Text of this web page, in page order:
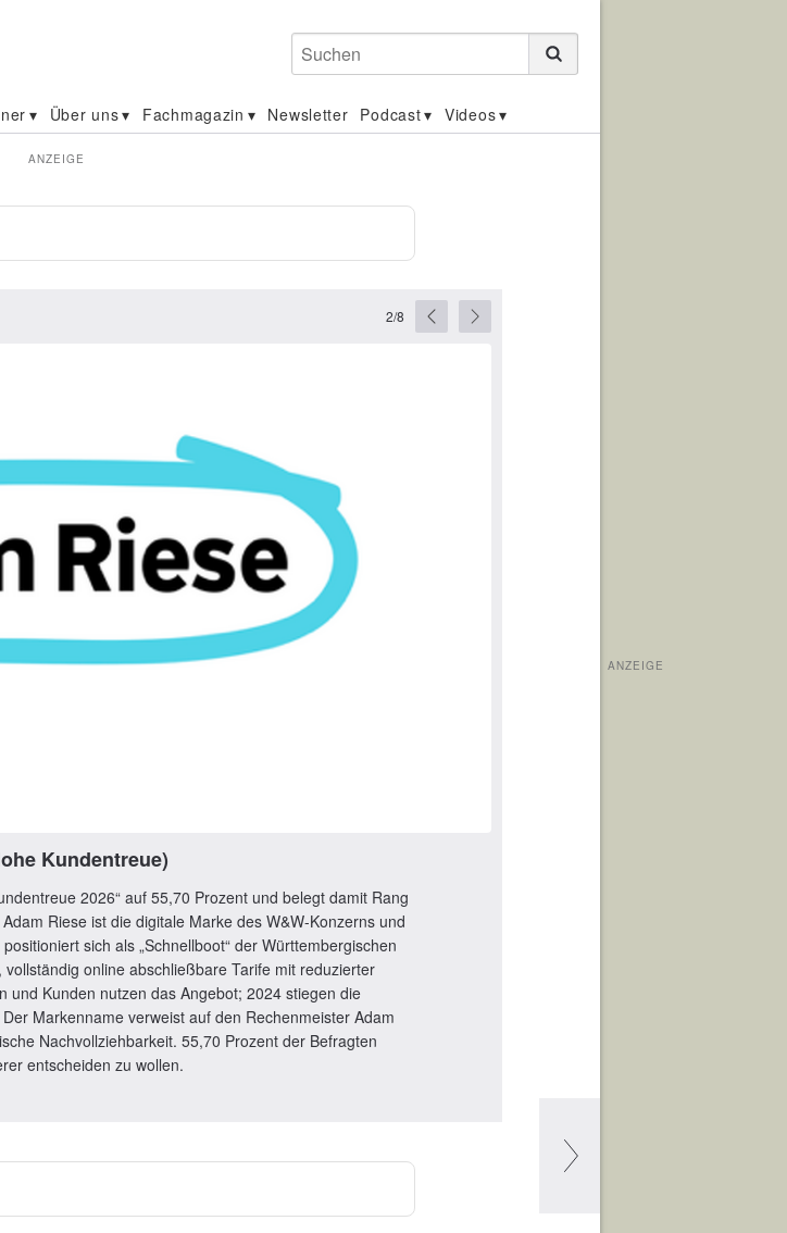
Suchen
Über uns Fachmagazin Newsletter Podcast Videos
ANZEIGE
2/8
Kundentreue)
2026“ auf 55,70 Prozent und belegt damit Rang
Riese ist die digitale Marke des W&W-Konzerns und
sich als „Schnellboot“ der Württembergischen
online abschließbare Tarife mit reduzierter
und Kunden nutzen das Angebot; 2024 stiegen die
Markenname verweist auf den Rechenmeister Adam
Nachvollziehbarkeit. 55,70 Prozent der Befragten
entscheiden zu wollen.
ANZEIGE